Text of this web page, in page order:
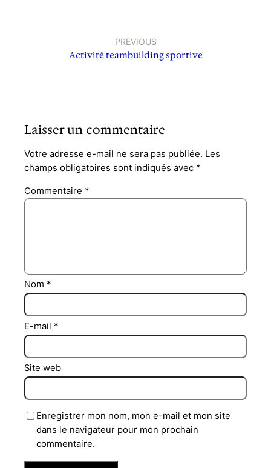
PREVIOUS
Activité teambuilding sportive
Laisser un commentaire
Votre adresse e-mail ne sera pas publiée. Les
champs obligatoires sont indiqués avec *
Commentaire *
Nom *
E-mail *
Site web
Enregistrer mon nom, mon e-mail et mon site
dans le navigateur pour mon prochain
commentaire.